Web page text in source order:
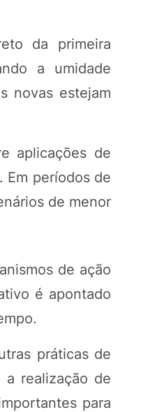
da primeira
a umidade
novas estejam
aplicações de
Em períodos de
de menor
de ação
é apontado
práticas de
realização de
para